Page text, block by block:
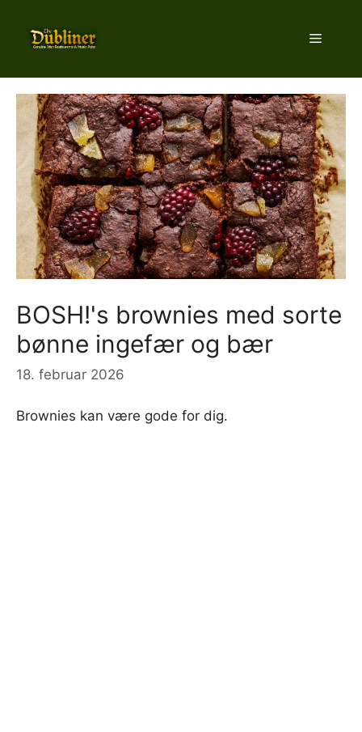
indhold
Menu
BOSH!'s brownies med sorte
bønne ingefær og bær
18. februar 2026
Brownies kan være gode for dig.